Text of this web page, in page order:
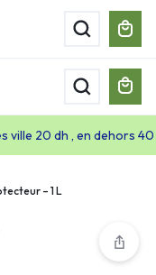
ville 20 dh , en dehors
– 1 L